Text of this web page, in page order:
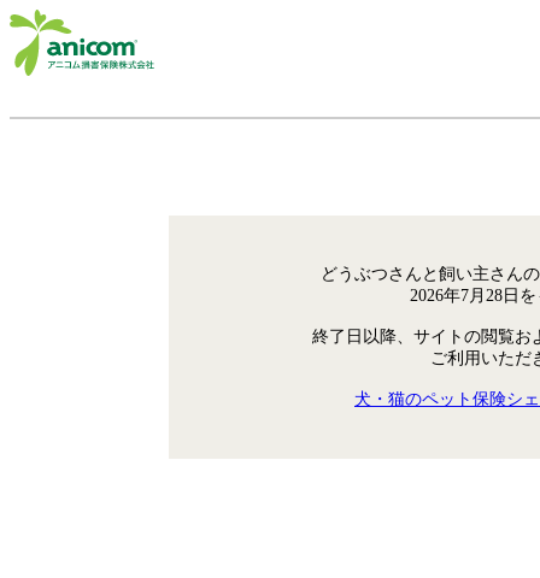
どうぶつさんと飼い主さん
2026年7月28日
終了日以降、サイトの閲覧お
ご利用いただ
犬・猫のペット保険シ